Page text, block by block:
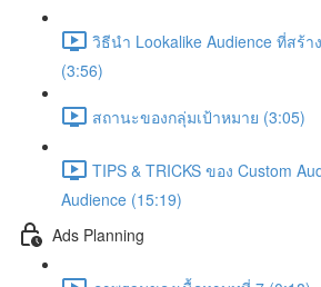
วิธีนำ Lookalike Audience ที่สร้
(3:56)
สถานะของกลุ่มเป้าหมาย (3:05)
TIPS & TRICKS ของ Custom
Audience (15:19)
Ads Planning